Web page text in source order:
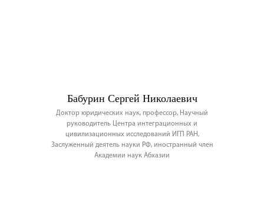
Бабурин Сергей Николаевич
Доктор юридических наук, профессор, Научный
руководитель Центра интеграционных и
цивилизационных исследований ИГП РАН,
Заслуженный деятель науки РФ, иностранный член
Академии наук Абхазии